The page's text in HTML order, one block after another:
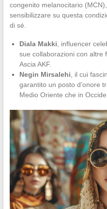
congenito melanocitario
sensibilizzare su questa
di sé.
Diala Makki , influencer
sue collaborazioni con altre
Ascia AKF.
Negin Mirsalehi , il cui
garantito un posto d’onore
Medio Oriente che in